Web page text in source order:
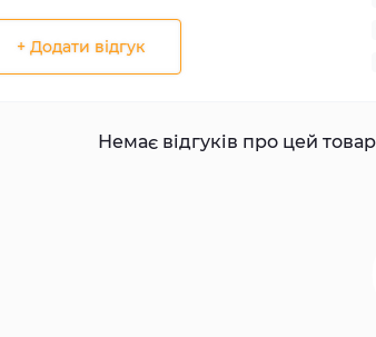
+ Додати відгук
Немає відгуків про цей